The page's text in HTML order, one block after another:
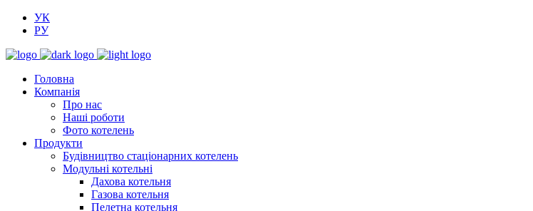
УК
РУ
Головна
Компанія
Про нас
Наші роботи
Фото котелень
Продукти
Будівництво стаціонарних котелень
Модульні котельні
Дахова котельня
Газова котельня
Пелетна котельня